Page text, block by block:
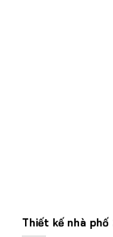
Thiết kế nhà